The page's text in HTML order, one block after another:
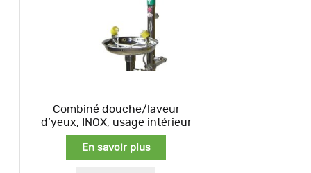
Combiné douche/laveur
d’yeux, INOX, usage intérieur
En savoir plus